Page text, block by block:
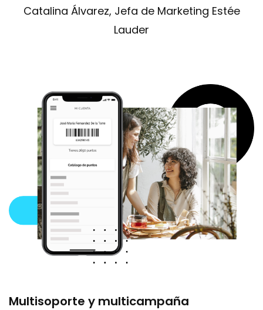
Catalina Álvarez, Jefa de Marketing Estée
Lauder
Multisoporte y multicampaña